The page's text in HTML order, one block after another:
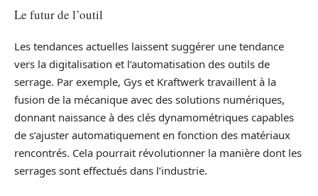
Le futur de l’outil
Les tendances actuelles laissent suggérer une tendance
vers la digitalisation et l’automatisation des outils de
serrage. Par exemple, Gys et Kraftwerk travaillent à la
fusion de la mécanique avec des solutions numériques,
donnant naissance à des clés dynamométriques capables
de s’ajuster automatiquement en fonction des matériaux
rencontrés. Cela pourrait révolutionner la manière dont les
serrages sont effectués dans l’industrie.